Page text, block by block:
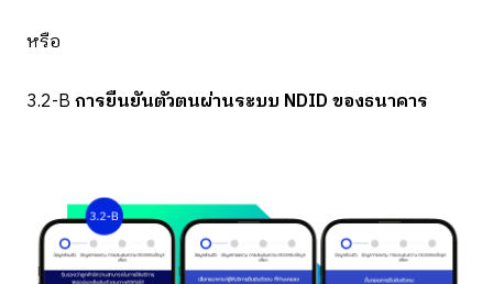
หรือ
3.2-Bการยืนยันตัวตนผ่านระบบ NDID ของธนาคาร